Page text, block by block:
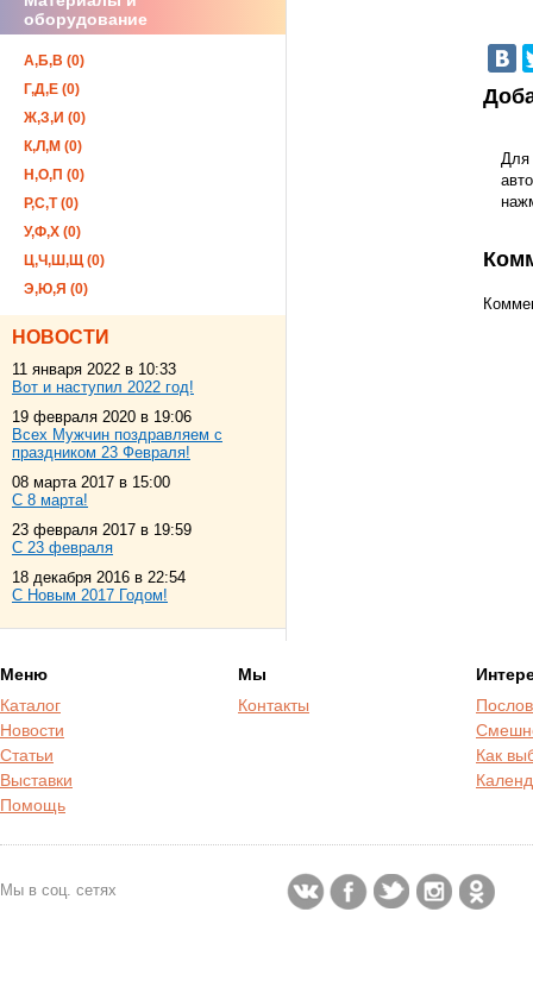
Для
оборудование
А,Б,В (0)
Г,Д,Е (0)
Ж,З,И (0)
К,Л,М (0)
Н,О,П (0)
Р,С,Т (0)
У,Ф,Х (0)
Ц,Ч,Ш,Щ (0)
Э,Ю,Я (0)
НОВОСТИ
11 января 2022 в 10:33
Вот и наступил 2022 год!
19 февраля 2020 в 19:06
Всех Мужчин поздравляем с
праздником 23 Февраля!
08 марта 2017 в 15:00
С 8 марта!
23 февраля 2017 в 19:59
С 23 февраля
18 декабря 2016 в 22:54
С Новым 2017 Годом!
Меню
Каталог
Новости
Статьи
Выставки
Помощь
Мы
Контакты
Как
Мы в соц. сетях